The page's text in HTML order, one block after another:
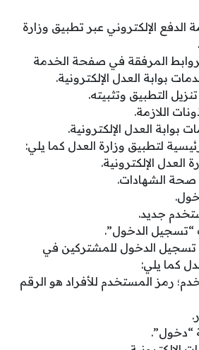
الدفع الإلكتروني عبر تطبيق وزارة
المرفقة في صفحة الخدمة
بوابة العدل الإلكترونية.
التطبيق وتثبيته.
اللازمة.
بوابة العدل الإلكترونية.
لتطبيق وزارة العدل كما يلي:
العدل الإلكترونية.
صحة الشهادات.
جديد.
“تسجيل الدخول”.
تسجيل الدخول للمشتركين في
كما يلي:
رمز المستخدم للأفراد هو الرقم
“دخول”.